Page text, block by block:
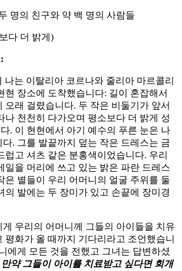
명의 친구와 약 백 명의 사람들
다 더 밝게)
나는 이탈리아 코르나와 줄리아 마르콜리
현 장소에 도착했습니다: 길이 혼잡해서
오래 걸렸습니다. 두 작은 비둘기가 앞서
나 천천히 다가오며 평소보다 더 밝게 성
. 이 현현에서 아기 예수의 푸른 눈은 나
. 그를 발끝까지 덮는 작은 드레스는 금
럽고 셔츠 같은 분홍색이었습니다. 우리
일을 머리에 쓰고 있는 밝은 파란 드레스
은 별들이 우리 어머니의 얼굴 주위를 둘
의 발에는 두 장미가 있고 손끝에 장미경
우리의 어머니께 그들의 아이들을 치유
평화가 올 때까지 기다리라고 조언했습니
에게 모든 것을 전했고 그녀는 답변하셨
약 그들이 아이를 치료받고 싶다면 회개